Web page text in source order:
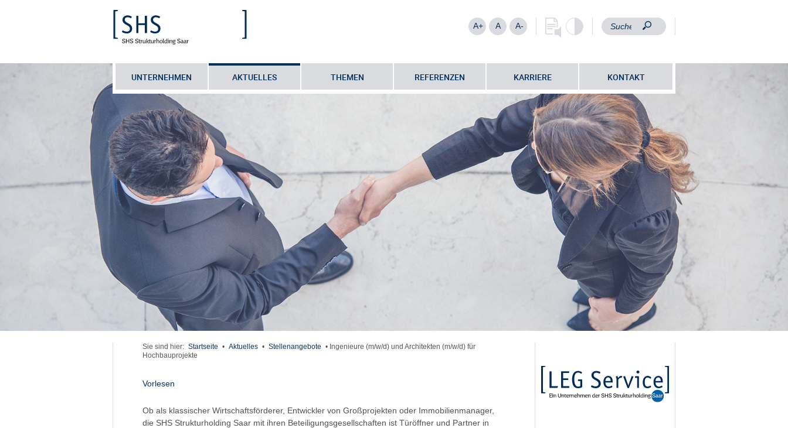
A+ A A-
UNTERNEHMEN AKTUELLES THEMEN REFERENZEN KARRIERE KONTAKT
Sie sind hier: Startseite • Aktuelles • Stellenangebote • Ingenieure (m/w/d) und Architekten (m/w/d) für
Hochbauprojekte
Vorlesen
Ob als klassischer Wirtschaftsförderer, Entwickler von Großprojekten oder Immobilienmanager,
die SHS Strukturholding Saar mit ihren Beteiligungsgesellschaften ist Türöffner und Partner in